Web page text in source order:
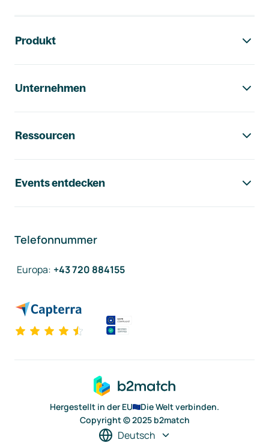
Produkt
Unternehmen
Ressourcen
Events entdecken
Telefonnummer
Europa: +43 720 884155
Hergestellt in der EU
Die Welt verbinden.
Copyright © 2025 b2match
Deutsch